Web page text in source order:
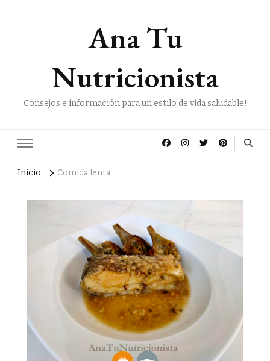
Ana Tu
Nutricionista
Consejos e información para un estilo de vida saludable!
Inicio Comida lenta